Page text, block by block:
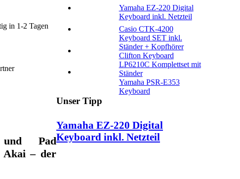
in 1-2 Tagen
und Pad
Akai – der
Yamaha EZ-220 Digital
Keyboard inkl. Netzteil
Casio CTK-4200
Keyboard SET inkl.
Ständer + Kopfhörer
Clifton Keyboard
LP6210C Komplettset mit
Ständer
Yamaha PSR-E353
Keyboard
Unser Tipp
Yamaha EZ-220 Digital
Keyboard inkl. Netzteil